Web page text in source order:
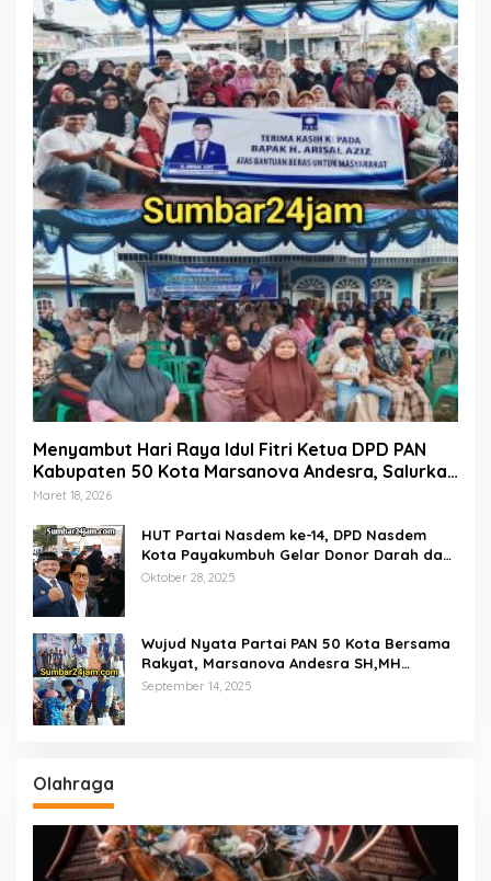
Menyambut Hari Raya Idul Fitri Ketua DPD PAN
Kabupaten 50 Kota Marsanova Andesra, Salurkan
Empat Ton Bantuan Beras Untuk Masyarakat
Maret 18, 2026
HUT Partai Nasdem ke-14, DPD Nasdem
Kota Payakumbuh Gelar Donor Darah dan
Pemeriksaan Kesehatan Gratis
Oktober 28, 2025
Wujud Nyata Partai PAN 50 Kota Bersama
Rakyat, Marsanova Andesra SH,MH
Salurkan 600 Karung Beras Untuk
September 14, 2025
Olahraga